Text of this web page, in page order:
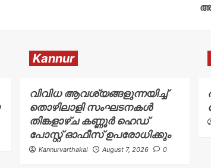
Kannur
വിവിധ ആവശ്യങ്ങളുന്നയിച്ച്
തൊഴിലാളി സംഘടനകൾ
തിങ്കളാഴ്ച കണ്ണൂർ ഹെഡ്
പോസ്റ്റ് ഓഫീസ് ഉപരോധിക്കും
Kannurvarthakal August 7, 2026 0